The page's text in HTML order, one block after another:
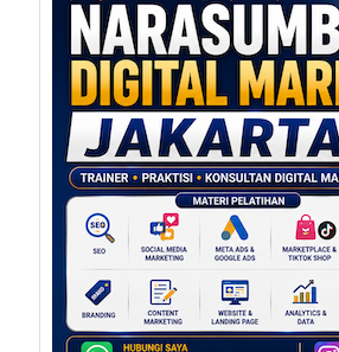
Narasumber
Digital Marketing
Jakarta: Strategi
Membangun
Keunggulan di
Tengah
Persaingan Pasar
yang Cepat
Jakarta adalah kota
yang bergerak cepat.
Pagi hari, sebuah tren…